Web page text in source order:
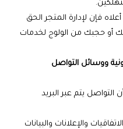
فإن لإدارة المتجر الحق
أو حجبك من الولوج لخدمات
ووسائل التواصل
التواصل يتم عبر البريد
والإعلانات والبيانات